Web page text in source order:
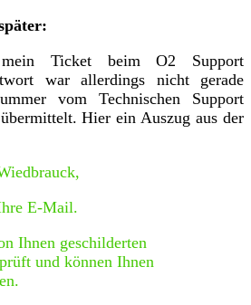
Ticket beim O2 Support
war allerdings nicht gerade
vom Technischen Support
Hier ein Auszug aus der
E-Mail.
Ihnen geschilderten
und können Ihnen